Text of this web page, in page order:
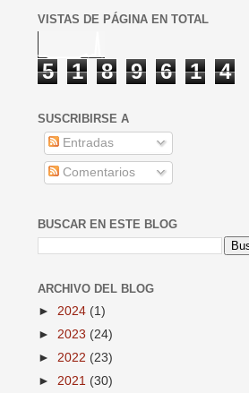
VISTAS DE PÁGINA EN TOTAL
5 1 8 9 6 1 4
SUSCRIBIRSE A
Entradas
Comentarios
BUSCAR EN ESTE BLOG
ARCHIVO DEL BLOG
► 2024 (1)
► 2023 (24)
► 2022 (23)
► 2021 (30)